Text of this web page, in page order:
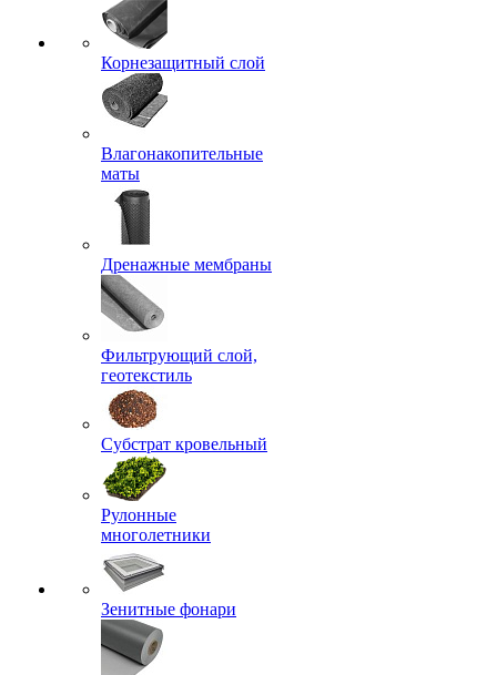
Корнезащитный слой
Влагонакопительные
маты
Дренажные мембраны
Фильтрующий слой,
геотекстиль
Субстрат кровельный
Рулонные
многолетники
Зенитные фонари